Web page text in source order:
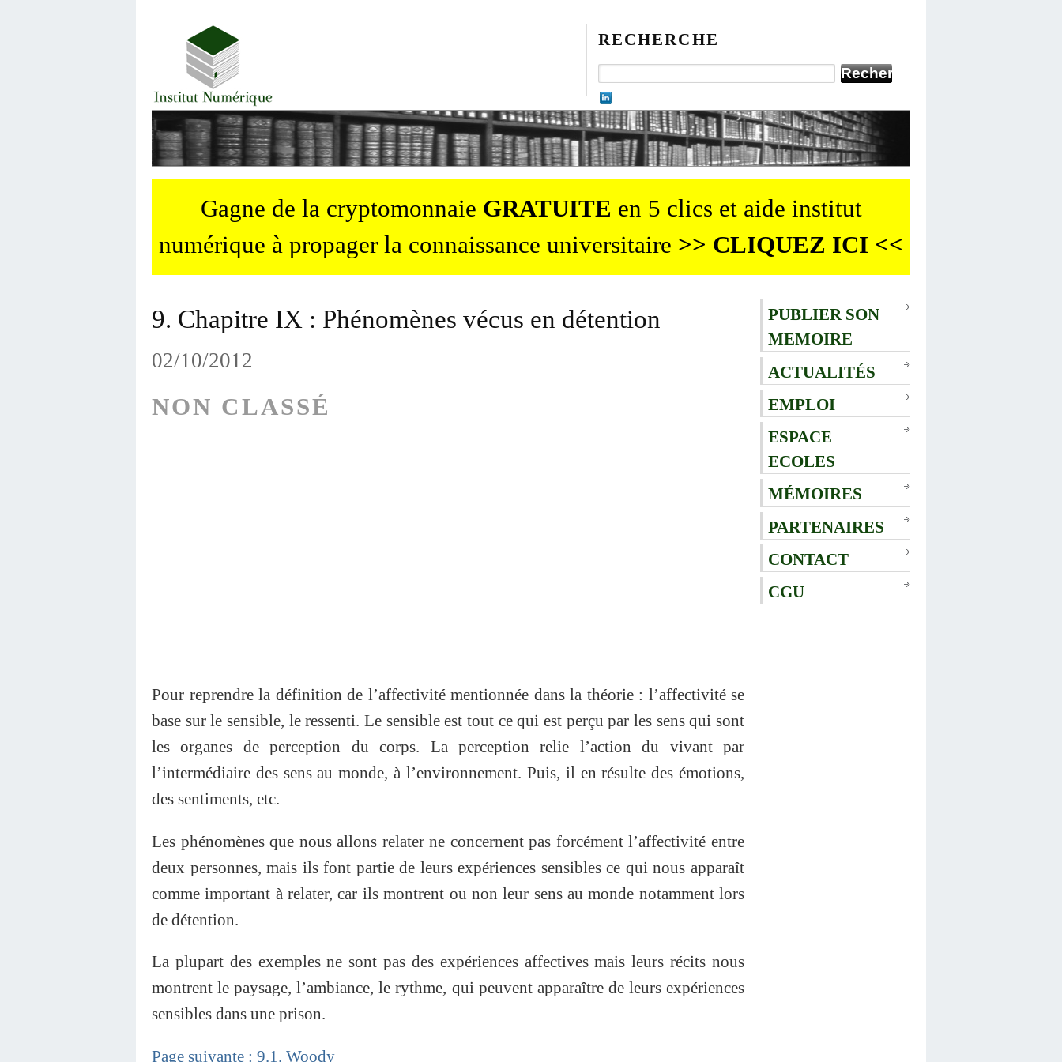
RECHERCHE
Gagne de la cryptomonnaie GRATUITE en 5 clics et aide institut
numérique à propager la connaissance universitaire >> CLIQUEZ ICI <<
9. Chapitre IX : Phénomènes vécus en détention
02/10/2012
NON CLASSÉ
Pour reprendre la définition de l’affectivité mentionnée dans la théorie : l’affectivité se
base sur le sensible, le ressenti. Le sensible est tout ce qui est perçu par les sens qui sont
les organes de perception du corps. La perception relie l’action du vivant par
l’intermédiaire des sens au monde, à l’environnement. Puis, il en résulte des émotions,
des sentiments, etc.
Les phénomènes que nous allons relater ne concernent pas forcément l’affectivité entre
deux personnes, mais ils font partie de leurs expériences sensibles ce qui nous apparaît
comme important à relater, car ils montrent ou non leur sens au monde notamment lors
de détention.
La plupart des exemples ne sont pas des expériences affectives mais leurs récits nous
montrent le paysage, l’ambiance, le rythme, qui peuvent apparaître de leurs expériences
sensibles dans une prison.
Page suivante : 9.1. Woody
PUBLIER SON
MEMOIRE
ACTUALITÉS
EMPLOI
ESPACE
ECOLES
MÉMOIRES
PARTENAIRES
CONTACT
CGU